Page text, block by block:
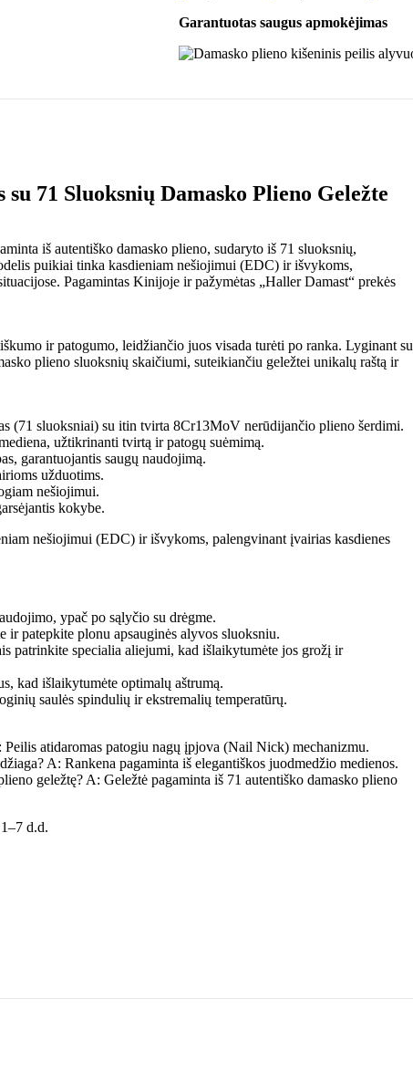
Garantuotas saugus apmokėjimas
71 Sluoksnių Damasko Plieno Geležte
iš autentiško damasko plieno, sudaryto iš 71 sluoksnių,
puikiai tinka kasdieniam nešiojimui (EDC) ir išvykoms,
Pagamintas Kinijoje ir pažymėtas „Haller Damast“ prekės
ir patogumo, leidžiančio juos visada turėti po ranka. Lyginant su
plieno sluoksnių skaičiumi, suteikiančiu geležtei unikalų raštą ir
(71 sluoksniai) su itin tvirta 8Cr13MoV nerūdijančio plieno šerdimi.
užtikrinanti tvirtą ir patogų suėmimą.
garantuojantis saugų naudojimą.
užduotims.
nešiojimui.
kokybe.
nešiojimui (EDC) ir išvykoms, palengvinant įvairias kasdienes
ypač po sąlyčio su drėgme.
patepkite plonu apsauginės alyvos sluoksniu.
patrinkite specialia aliejumi, kad išlaikytumėte jos grožį ir
kad išlaikytumėte optimalų aštrumą.
saulės spindulių ir ekstremalių temperatūrų.
atidaromas patogiu nagų įpjova (Nail Nick) mechanizmu.
A: Rankena pagaminta iš elegantiškos juodmedžio medienos.
geležtę? A: Geležtė pagaminta iš 71 autentiško damasko plieno
d.d.